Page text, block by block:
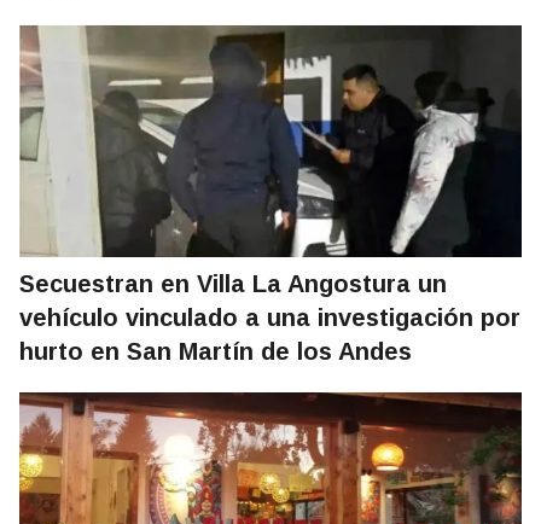
Secuestran en Villa La Angostura un
vehículo vinculado a una investigación por
hurto en San Martín de los Andes